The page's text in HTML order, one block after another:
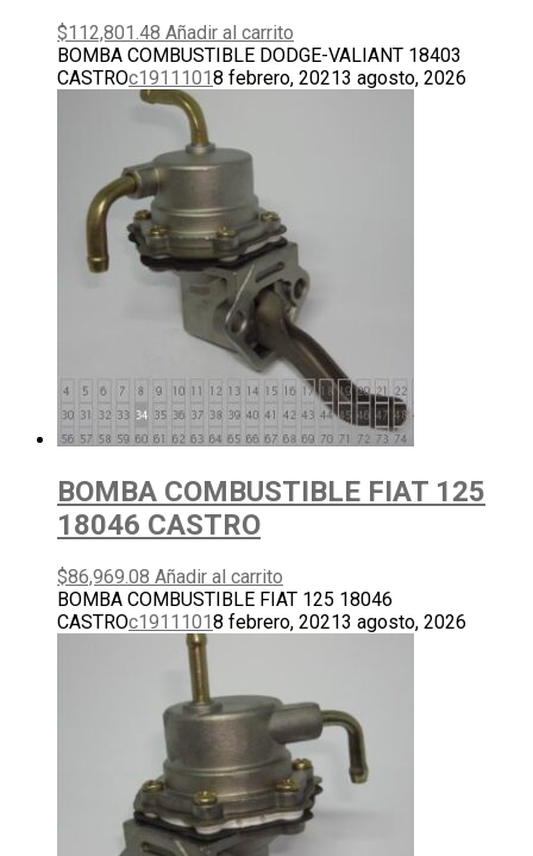
$112,801.48 Añadir al carrito
BOMBA COMBUSTIBLE DODGE-VALIANT 18403
CASTROc19111018 febrero, 20213 agosto, 2026
BOMBA COMBUSTIBLE FIAT 125
18046 CASTRO
$86,969.08 Añadir al carrito
BOMBA COMBUSTIBLE FIAT 125 18046
CASTROc19111018 febrero, 20213 agosto, 2026